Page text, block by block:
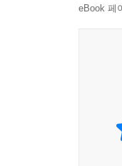
아우르
파텔은
정신의
밝혀낸
eBook 페